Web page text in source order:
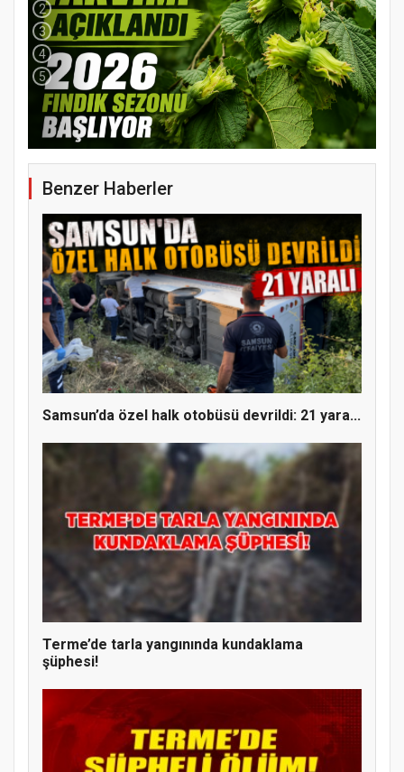
YENİ PARTİ TERME İLÇE BAŞKANLIĞINDA
ÜYE KATILIM PROGRAMI
2
3
4
5
Benzer Haberler
Samsun’da özel halk otobüsü devrildi: 21 yara...
Terme’de tarla yangınında kundaklama
şüphesi!